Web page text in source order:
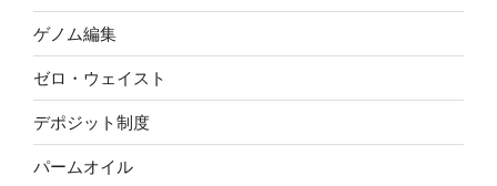
ゲノム編集
ゼロ・ウェイスト
デポジット制度
パームオイル